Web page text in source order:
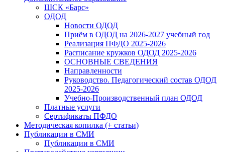
ШСК «Барс»
ОДОД
Новости ОДОД
Приём в ОДОД на 2026-2027 учебный год
Реализация ПФДО 2025-2026
Расписание кружков ОДОД 2025-2026
ОСНОВНЫЕ СВЕДЕНИЯ
Направленности
Руководство. Педагогический состав ОДОД
2025-2026
Учебно-Производственный план ОДОД
Платные услуги
Сертификаты ПФДО
Методическая копилка (+ статьи)
Публикации в СМИ
Публикации в СМИ